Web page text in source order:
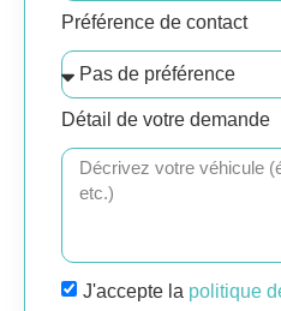
Préférence de contact
Détail de votre demande
J'accepte la politique